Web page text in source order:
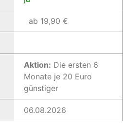
ab 19,90 €
Aktion: Die ersten 6
Monate je 20 Euro
günstiger
06.08.2026